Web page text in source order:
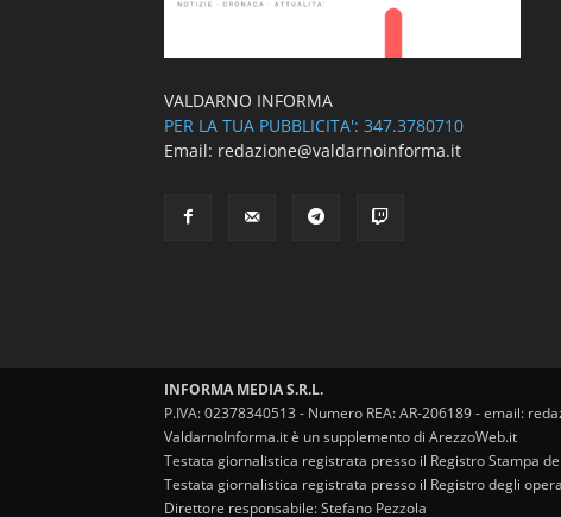
VALDARNO INFORMA
PER LA TUA PUBBLICITA': 347.3780710
Email: redazione@valdarnoinforma.it
INFORMA MEDIA S.R.L.
P.IVA: 02378340513 - Numero REA: AR-206189 - email:
ValdarnoInforma.it è un supplemento di ArezzoWeb.it
Testata giornalistica registrata presso il Registro Stampa
Testata giornalistica registrata presso il Registro degli
Direttore responsabile: Stefano Pezzola